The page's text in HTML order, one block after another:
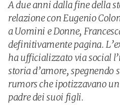
A due anni dalla fine della
relazione con Eugenio
a Uomini e Donne,
definitivamente pagina.
ha ufficializzato via social
storia d’amore, spegnendo
rumors che ipotizzavano
padre dei suoi figli.